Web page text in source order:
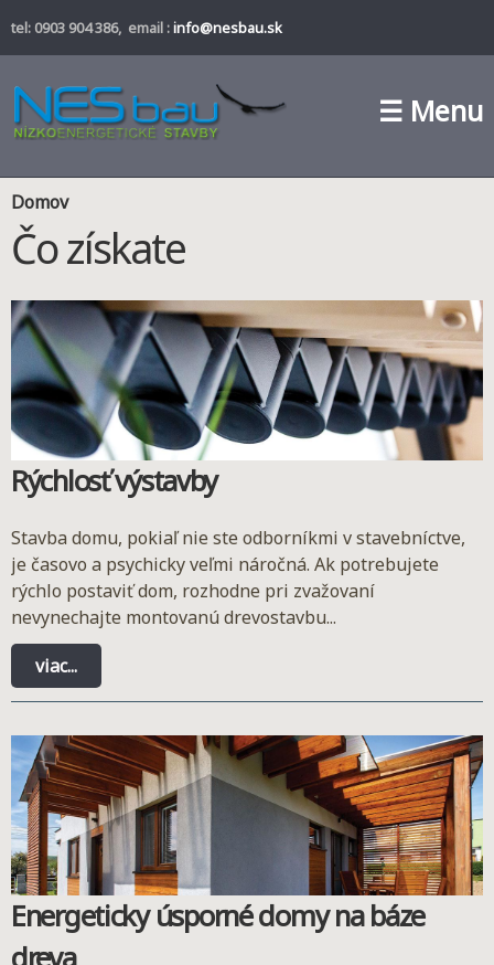
na
tel: 0903 904 386, email :info@nesbau.sk
☰ Menu
Nachádzate sa tu
Domov
Čo získate
Rýchlosť výstavby
Stavba domu, pokiaľ nie ste odborníkmi v stavebníctve,
je časovo a psychicky veľmi náročná. Ak potrebujete
rýchlo postaviť dom, rozhodne pri zvažovaní
nevynechajte montovanú drevostavbu...
viac...
Energeticky úsporné domy na báze